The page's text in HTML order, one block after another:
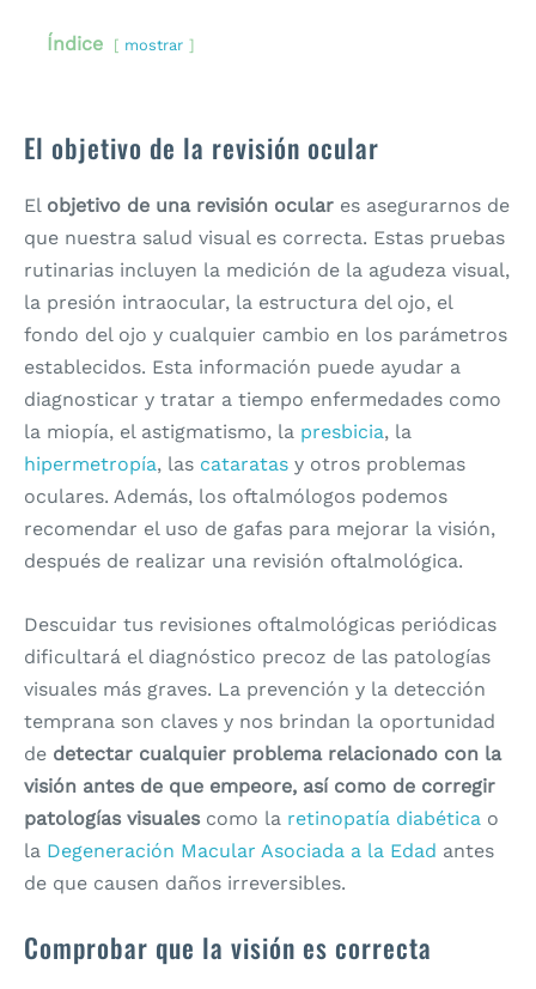
Índice mostrar
El objetivo de la revisión ocular
El objetivo de una revisión ocular es asegurarnos de
que nuestra salud visual es correcta. Estas pruebas
rutinarias incluyen la medición de la agudeza visual,
la presión intraocular, la estructura del ojo, el
fondo del ojo y cualquier cambio en los parámetros
establecidos. Esta información puede ayudar a
diagnosticar y tratar a tiempo enfermedades como
la miopía, el astigmatismo, la presbicia, la
hipermetropía, las cataratas y otros problemas
oculares. Además, los oftalmólogos podemos
recomendar el uso de gafas para mejorar la visión,
después de realizar una revisión oftalmológica.
Descuidar tus revisiones oftalmológicas periódicas
dificultará el diagnóstico precoz de las patologías
visuales más graves. La prevención y la detección
temprana son claves y nos brindan la oportunidad
de detectar cualquier problema relacionado con la
visión antes de que empeore, así como de corregir
patologías visualescomo la retinopatía diabética o
la Degeneración Macular Asociada a la Edad antes
de que causen daños irreversibles.
Comprobar que la visión es correcta